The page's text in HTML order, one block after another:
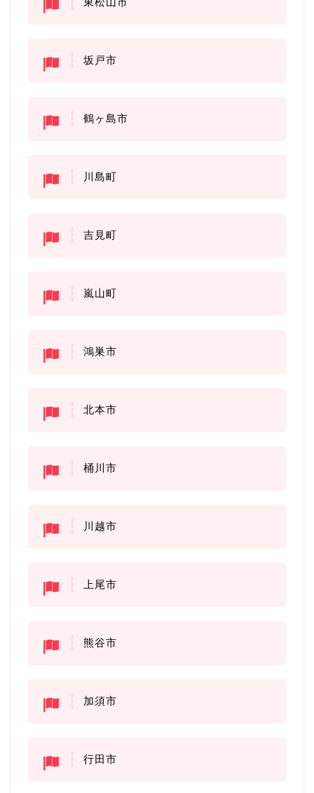
坂戸市
鶴ヶ島市
川島町
吉見町
嵐山町
鴻巣市
北本市
桶川市
川越市
上尾市
熊谷市
加須市
行田市